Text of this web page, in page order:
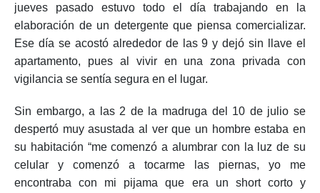
jueves pasado estuvo todo el día trabajando en la
elaboración de un detergente que piensa comercializar.
Ese día se acostó alrededor de las 9 y dejó sin llave el
apartamento, pues al vivir en una zona privada con
vigilancia se sentía segura en el lugar.
Sin embargo, a las 2 de la madruga del 10 de julio se
despertó muy asustada al ver que un hombre estaba en
su habitación “me comenzó a alumbrar con la luz de su
celular y comenzó a tocarme las piernas, yo me
encontraba con mi pijama que era un short corto y